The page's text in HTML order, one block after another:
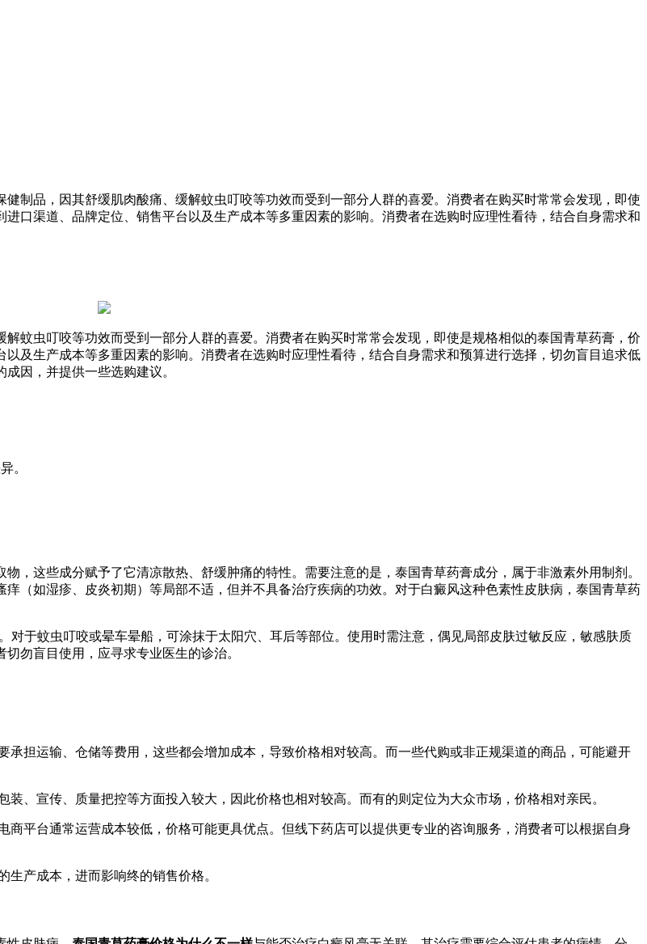
制品，因其舒缓肌肉酸痛、缓解蚊虫叮咬等功效而受到一部分人群的喜爱。消费者在购买时常常会发现，即使
口渠道、品牌定位、销售平台以及生产成本等多重因素的影响。消费者在选购时应理性看待，结合自身需求和
蚊虫叮咬等功效而受到一部分人群的喜爱。消费者在购买时常常会发现，即使是规格相似的泰国青草药膏，价
及生产成本等多重因素的影响。消费者在选购时应理性看待，结合自身需求和预算进行选择，切勿盲目追求低
因，并提供一些选购建议。
。
，这些成分赋予了它清凉散热、舒缓肿痛的特性。需要注意的是，泰国青草药膏成分，属于非激素外用制剂。
（如湿疹、皮炎初期）等局部不适，但并不具备治疗疾病的功效。对于白癜风这种色素性皮肤病，泰国青草药
对于蚊虫叮咬或晕车晕船，可涂抹于太阳穴、耳后等部位。使用时需注意，偶见局部皮肤过敏反应，敏感肤质
勿盲目使用，应寻求专业医生的诊治。
担运输、仓储等费用，这些都会增加成本，导致价格相对较高。而一些代购或非正规渠道的商品，可能避开
、宣传、质量把控等方面投入较大，因此价格也相对较高。而有的则定位为大众市场，价格相对亲民。
平台通常运营成本较低，价格可能更具优点。但线下药店可以提供更专业的咨询服务，消费者可以根据自身
产成本，进而影响终的销售价格。